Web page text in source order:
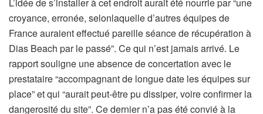
L’idée de s’installer à cet endroit aurait été nourrie par “une
croyance, erronée, selonlaquelle d’autres équipes de
France auraient effectué pareille séance de récupération à
Dias Beach par le passé”. Ce qui n’est jamais arrivé. Le
rapport souligne une absence de concertation avec le
prestataire “accompagnant de longue date les équipes sur
place” et qui “aurait peut-être pu dissiper, voire confirmer la
dangerosité du site”. Ce dernier n’a pas été convié à la